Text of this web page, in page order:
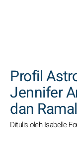
Profil
Jennifer
dan
Ditulis oleh Isabelle